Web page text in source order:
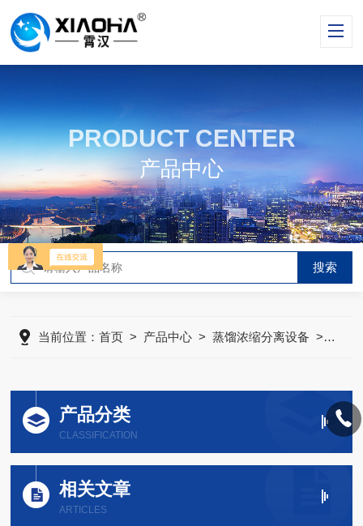
PRODUCT CENTER
产品中心
当前位置：首页 > 产品中心 >蒸馏浓缩分离设备 > 蒸发
产品分类
CLASSIFICATION
相关文章
ARTICLES